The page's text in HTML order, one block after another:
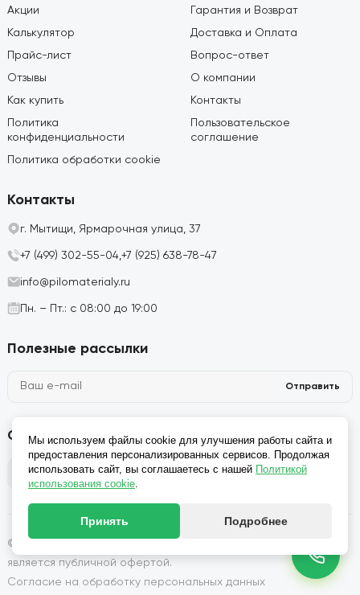
Акции
Калькулятор
Прайс-лист
Отзывы
Как купить
Политика
конфиденциальности
Политика обработки cookie
Гарантия и Возврат
Доставка и Оплата
Вопрос-ответ
О компании
Контакты
Пользовательское
соглашение
Контакты
г. Мытищи, Ярмарочная улица, 37
+7 (499) 302-55-04,+7 (925) 638-78-47
info@pilomaterialy.ru
Пн. – Пт.: с 08:00 до 19:00
Полезные рассылки
Отправить
Социальные сети
© 2026, Производство и продажа пиломатериалов: Сайт не
является публичной офертой.
Согласие на обработку персональных данных
Мы используем файлы cookie для улучшения работы сайта и
предоставления персонализированных сервисов. Продолжая
использовать сайт, вы соглашаетесь с нашей Политикой
использования cookie.
Принять Подробнее